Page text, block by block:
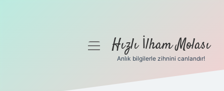
menüyüHızlı İlham Molası
Anlık bilgilerle zihnini canlandır!